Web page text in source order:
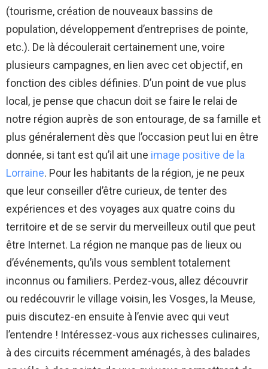
(tourisme, création de nouveaux bassins de
population, développement d’entreprises de pointe,
etc.). De là découlerait certainement une, voire
plusieurs campagnes, en lien avec cet objectif, en
fonction des cibles définies. D’un point de vue plus
local, je pense que chacun doit se faire le relai de
notre région auprès de son entourage, de sa famille et
plus généralement dès que l’occasion peut lui en être
donnée, si tant est qu’il ait une image positive de la
Lorraine. Pour les habitants de la région, je ne peux
que leur conseiller d’être curieux, de tenter des
expériences et des voyages aux quatre coins du
territoire et de se servir du merveilleux outil que peut
être Internet. La région ne manque pas de lieux ou
d’événements, qu’ils vous semblent totalement
inconnus ou familiers. Perdez-vous, allez découvrir
ou redécouvrir le village voisin, les Vosges, la Meuse,
puis discutez-en ensuite à l’envie avec qui veut
l’entendre ! Intéressez-vous aux richesses culinaires,
à des circuits récemment aménagés, à des balades